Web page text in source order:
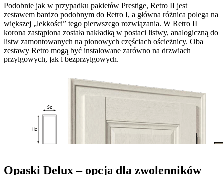
Podobnie jak w przypadku pakietów Prestige, Retro II jest
zestawem bardzo podobnym do Retro I, a główna różnica polega na
większej „lekkości” tego pierwszego rozwiązania. W Retro II
korona zastąpiona została nakładką w postaci listwy, analogiczną do
listw zamontowanych na pionowych częściach ościeżnicy. Oba
zestawy Retro mogą być instalowane zarówno na drzwiach
przylgowych, jak i bezprzylgowych.
Opaski Delux – opcja dla zwolenników